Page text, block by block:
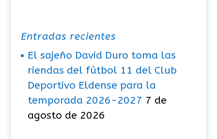
Entradas recientes
El sajeño David Duro toma las
riendas del fútbol 11 del Club
Deportivo Eldense para la
temporada 2026-2027 7 de
agosto de 2026